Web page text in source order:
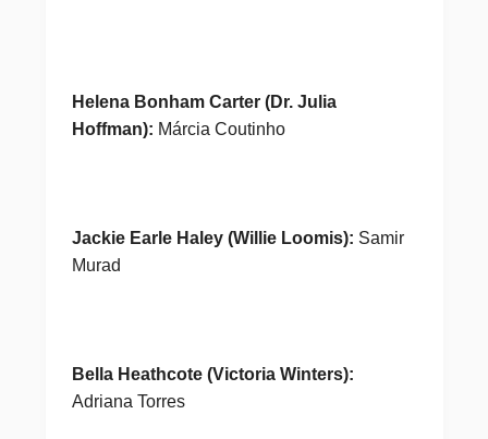
Helena Bonham Carter (Dr. Julia
Hoffman): Márcia Coutinho
Jackie Earle Haley (Willie Loomis): Samir
Murad
Bella Heathcote (Victoria Winters):
Adriana Torres